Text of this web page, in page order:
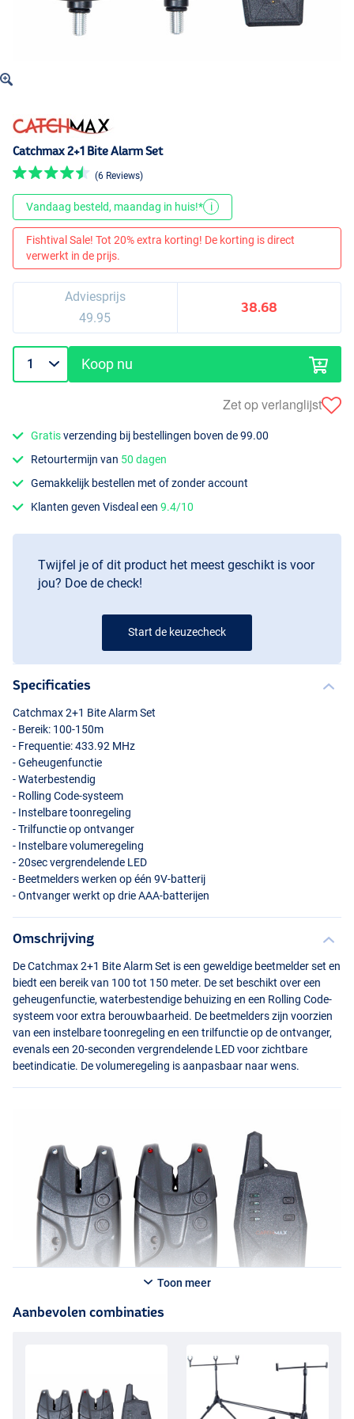
Catchmax 2+1 Bite Alarm Set
(6 Reviews)
Vandaag besteld, maandag in huis!* i
Fishtival Sale! Tot 20% extra korting! De korting is direct
verwerkt in de prijs.
Adviesprijs
49.95
38.68
Koop nu
Zet op verlanglijst
Gratisverzending bij bestellingen boven de 99.00
Retourtermijn van 50 dagen
Gemakkelijk bestellen met of zonder account
Klanten geven Visdeal een9.4/10
Twijfel je of dit product het meest geschikt is voor
jou? Doe de check!
Start de keuzecheck
Specificaties
Catchmax 2+1 Bite Alarm Set
- Bereik: 100-150m
- Frequentie: 433.92 MHz
- Geheugenfunctie
- Waterbestendig
- Rolling Code-systeem
- Instelbare toonregeling
- Trilfunctie op ontvanger
- Instelbare volumeregeling
- 20sec vergrendelende LED
- Beetmelders werken op één 9V-batterij
- Ontvanger werkt op drieAAA-batterijen
Omschrijving
De Catchmax 2+1 Bite Alarm Set is een geweldige beetmelder set en
biedt een bereik van 100 tot 150 meter. De set beschikt over een
geheugenfunctie, waterbestendige behuizing en een Rolling Code-
systeem voor extra berouwbaarheid. De beetmelders zijn voorzien
van een instelbare toonregeling en een trilfunctie op de ontvanger,
evenals een 20-seconden vergrendelende LEDvoor zichtbare
beetindicatie. De volumeregeling is aanpasbaar naar wens.
Toon meer
Aanbevolen combinaties